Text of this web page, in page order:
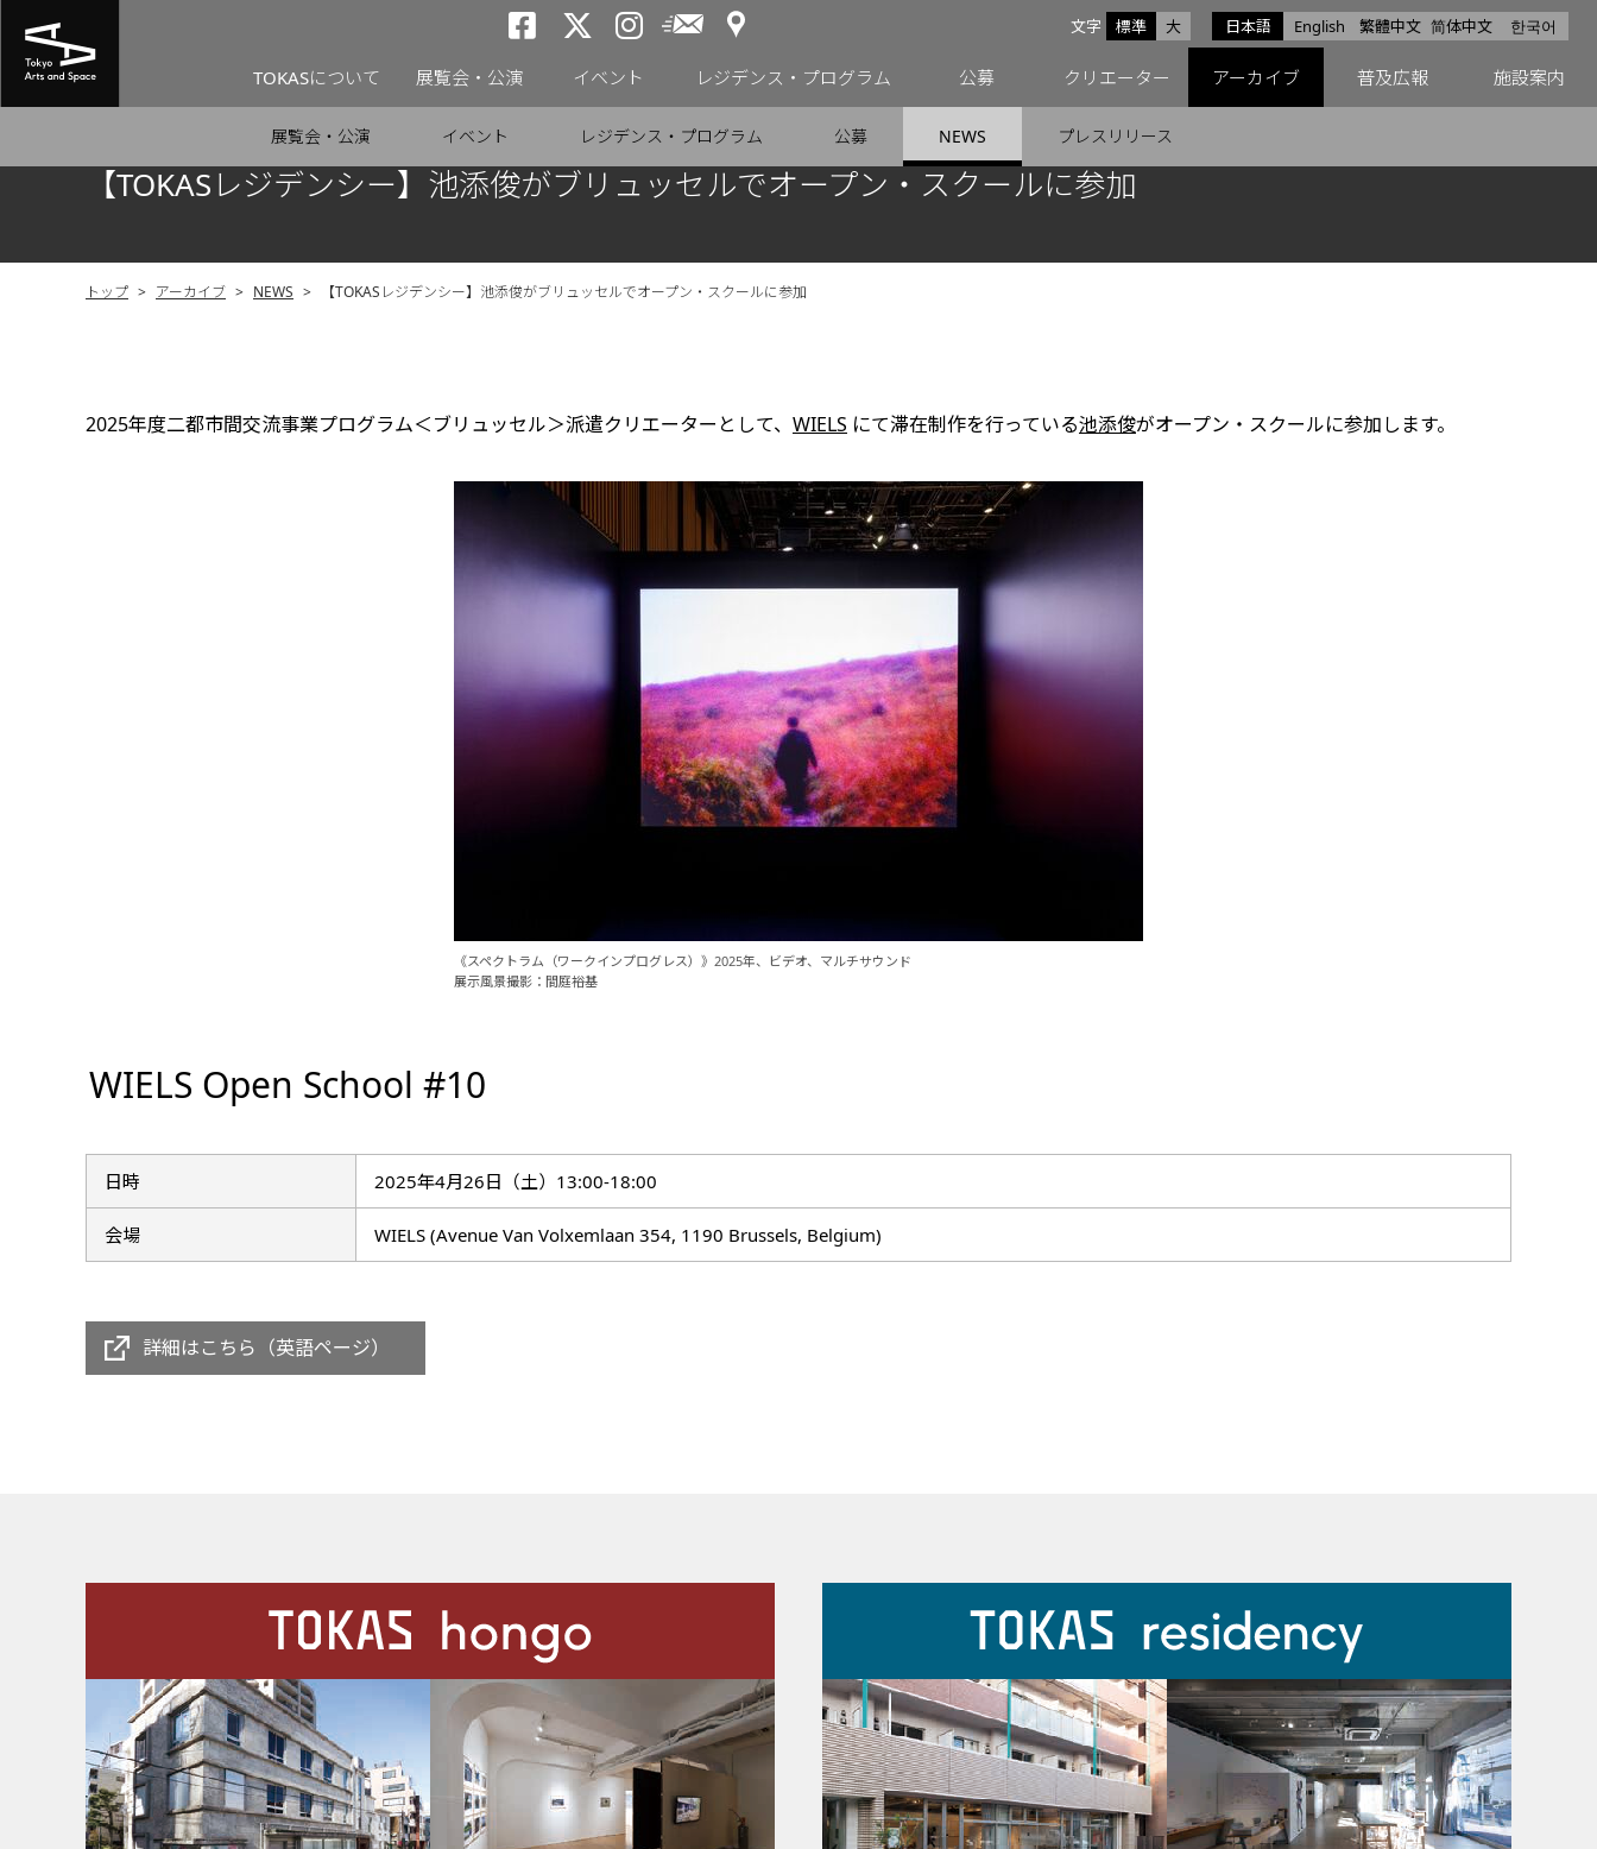
日本語 English 繁體中文 简体中文 한국어
文字サイズ
標準 大
トーキョーアーツアンドスペースfacebook
トーキョーアーツアンドスペースX
トーキョーアーツアンドスペースInstagram
メールニュース
アクセス
TOKASについて 展覧会・公演 イベント レジデンス・プログラム 公募 クリエーター アーカイブ 普及広報 施設案内
展覧会・公演 イベント レジデンス・プログラム 公募 NEWS プレスリリース
【TOKASレジデンシー】池添俊がブリュッセルでオープン・スクールに参加
トップ > アーカイブ > NEWS > 【TOKASレジデンシー】池添俊がブリュッセルでオープン・スクールに参加
2025年度二都市間交流事業プログラム＜ブリュッセル＞派遣クリエーターとして、 WIELS にて滞在制作を行っている池添俊がオープン・スクールに参加します。
《スペクトラム（ワークインプログレス）》2025年、ビデオ、マルチサウンド
展示風景撮影：間庭裕基
WIELS Open School #10
日時 2025年4月26日（土）13:00-18:00
会場 WIELS (Avenue Van Volxemlaan 354, 1190 Brussels, Belgium)
詳細はこちら（英語ページ）